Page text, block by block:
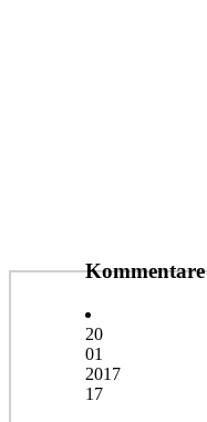
Kommentare
20
01
2017
17